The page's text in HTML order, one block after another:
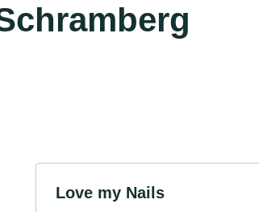
Love my Nails